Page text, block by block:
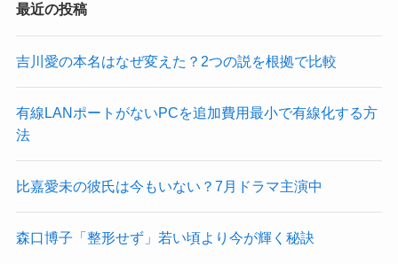
最近の投稿
吉川愛の本名はなぜ変えた？2つの説を根拠で比較
有線LANポートがないPCを追加費用最小で有線化する方
法
比嘉愛未の彼氏は今もいない？7月ドラマ主演中
森口博子「整形せず」若い頃より今が輝く秘訣